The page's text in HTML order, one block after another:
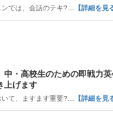
では、会話のテキ?… 【詳細を見
中・高校生のための即戦力
上げます
て、ますます重要?… 【詳細を見